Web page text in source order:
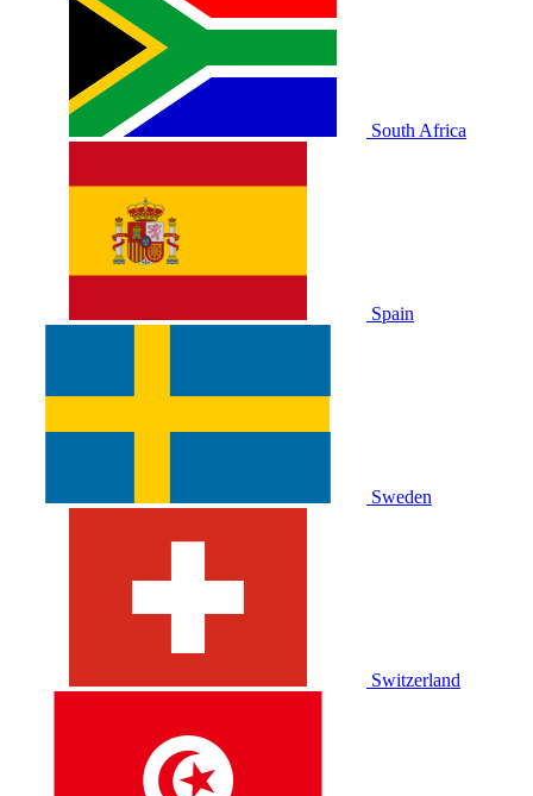
South Africa
Spain
Sweden
Switzerland